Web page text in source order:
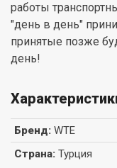
работы
"день в день"
принятые позже
день!
Бренд: WTE
Страна: Турция